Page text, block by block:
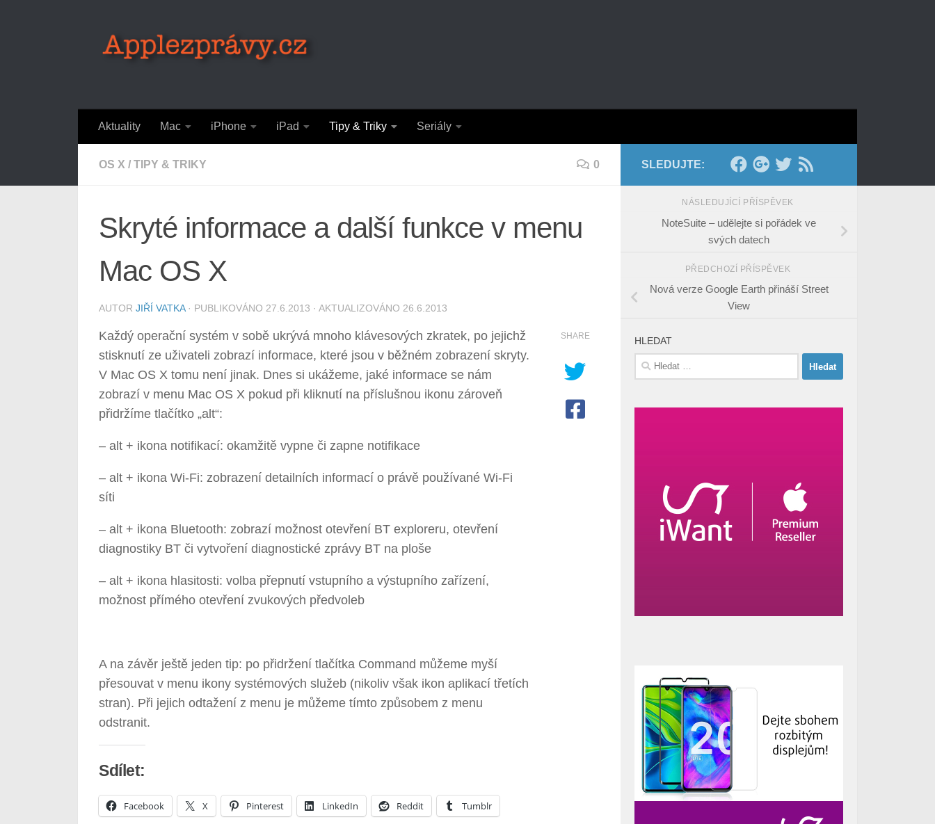
Aktuality Mac iPhone iPad Tipy & Triky Seriály
OS X / TIPY & TRIKY 0
Skryté informace a další funkce v menu
Mac OS X
AUTOR JIŘÍ VATKA · PUBLIKOVÁNO 27.6.2013 · AKTUALIZOVÁNO 26.6.2013
Každý operační systém v sobě ukrývá mnoho klávesových zkratek, po jejichž
stisknutí ze uživateli zobrazí informace, které jsou v běžném zobrazení skryty.
V Mac OS X tomu není jinak. Dnes si ukážeme, jaké informace se nám
zobrazí v menu Mac OS X pokud při kliknutí na příslušnou ikonu zároveň
přidržíme tlačítko „alt“:
– alt + ikona notifikací: okamžitě vypne či zapne notifikace
– alt + ikona Wi-Fi: zobrazení detailních informací o právě používané Wi-Fi
síti
– alt + ikona Bluetooth: zobrazí možnost otevření BT exploreru, otevření
diagnostiky BT či vytvoření diagnostické zprávy BT na ploše
– alt + ikona hlasitosti: volba přepnutí vstupního a výstupního zařízení,
možnost přímého otevření zvukových předvoleb
A na závěr ještě jeden tip: po přidržení tlačítka Command můžeme myší
přesouvat v menu ikony systémových služeb (nikoliv však ikon aplikací třetích
stran). Při jejich odtažení z menu je můžeme tímto způsobem z menu
odstranit.
Sdílet:
Facebook X Pinterest LinkedIn Reddit Tumblr
SHARE
SLEDUJTE:
NÁSLEDUJÍCÍ PŘÍSPĚVEK
NoteSuite – udělejte si pořádek ve
svých datech
PŘEDCHOZÍ PŘÍSPĚVEK
Nová verze Google Earth přináší Street
View
HLEDAT
Vyhledávání